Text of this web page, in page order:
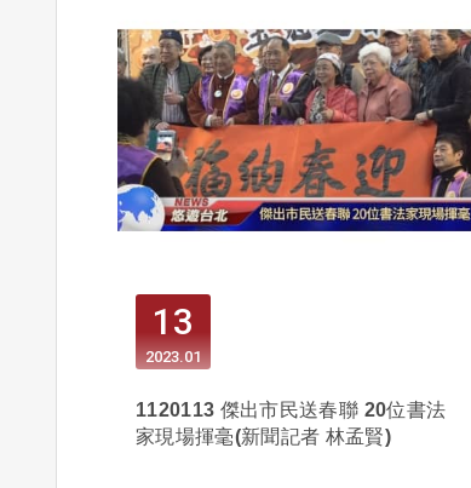
13
01
2023
1120113 傑出市民送春聯 20位書法
家現場揮毫(新聞記者 林孟賢)